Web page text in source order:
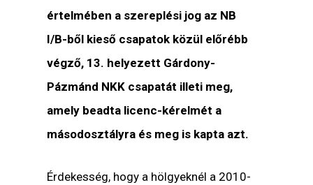
értelmében a szereplési jog az NB
I/B-ből kieső csapatok közül előrébb
végző, 13. helyezett Gárdony-
Pázmánd NKK csapatát illeti meg,
amely beadta licenc-kérelmét a
másodosztályra és meg is kapta azt.
Érdekesség, hogy a hölgyeknél a 2010-